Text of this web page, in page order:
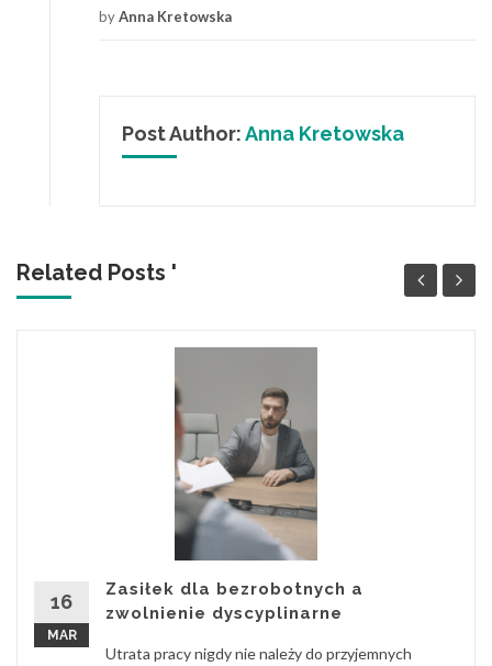
byAnna Kretowska
Post Author:Anna Kretowska
Related Posts '
16
MAR
Zasiłek dla bezrobotnych a
zwolnienie dyscyplinarne
Utrata pracy nigdy nie należy do przyjemnych